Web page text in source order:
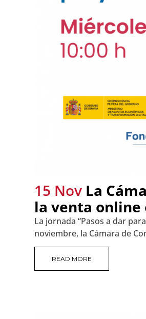
15 Nov La
la venta online
La jornada “Pasos a dar
noviembre, la Cámara de
READ MORE